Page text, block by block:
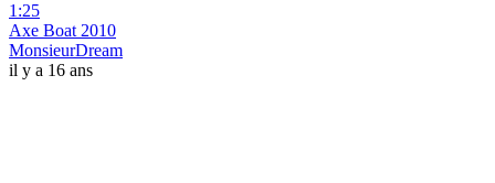
1:25
Axe Boat 2010
MonsieurDream
il y a 16 ans